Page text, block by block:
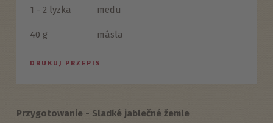
1 - 2 lyzka medu
40 g másla
DRUKUJ PRZEPIS
Przygotowanie - Sladké jablečné žemle